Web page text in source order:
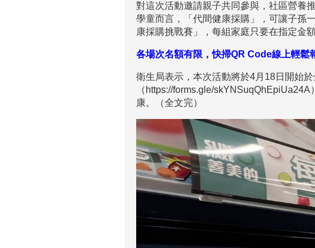
對這次活動邀請親子共同參與，社區營養
學童而言，「代間健康採購」，可讓子孫
康採購挑戰賽」，每組家庭只要在指定金
各場次名額有限，快掃QR Code線上輕鬆
衛生局表示，本次活動將於4月18日開始
（https://forms.gle/
康。（全文完）